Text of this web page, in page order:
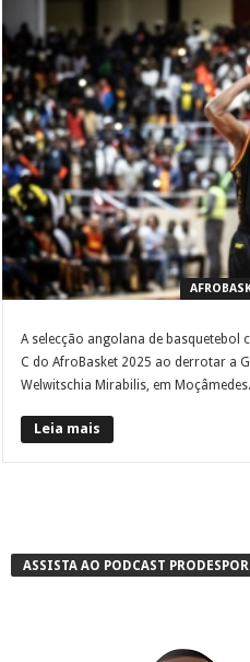
A selecção angolana de
C do AfroBasket 2025 ao derrotar a
Welwitschia Mirabilis, em
Leia mais
ASSISTA AO PODCAST